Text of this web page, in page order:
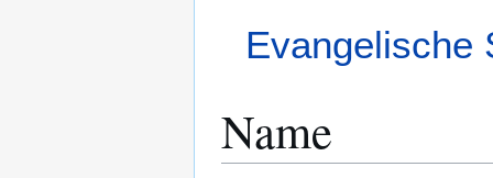
Evangelische
Name